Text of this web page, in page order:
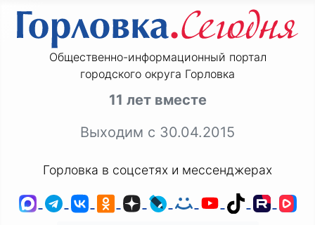
Общественно-информационный портал
городского округа Горловка
11 лет вместе
Выходим с 30.04.2015
Горловка в соцсетях и мессенджерах
MAXTelegram
ВКонтакте
Одноклассники
ДзенLiveJournal
Мой Мир
YouTube
TikTok